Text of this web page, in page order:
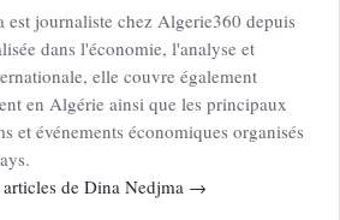
est journaliste chez Algerie360 depuis
dans l'économie, l'analyse et
elle couvre également
en Algérie ainsi que les principaux
et événements économiques organisés
articles de Dina Nedjma →